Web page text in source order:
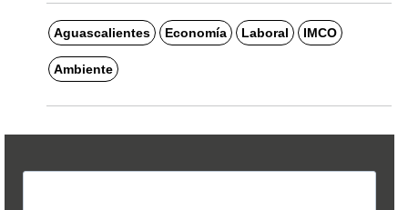
Aguascalientes Economía Laboral IMCO
Ambiente